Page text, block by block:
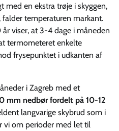
en ekstra trøje i skyggen,
falder temperaturen markant.
viser, at 3-4 dage i måneden
termometeret enkelte
frysepunktet i udkanten af
i Zagreb med et
mm nedbør fordelt på 10-12
langvarige skybrud som i
vi om perioder med let til